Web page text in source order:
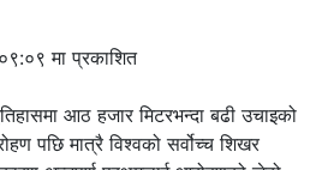
मा प्रकाशित
आठ हजार मिटरभन्दा बढी उचाइको
पछि मात्रै विश्वको सर्वोच्च शिखर